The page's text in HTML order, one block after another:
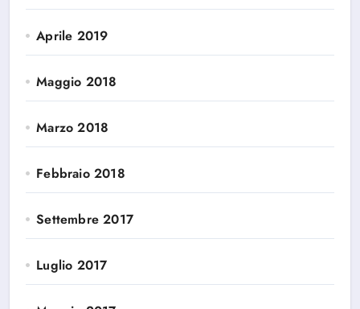
Aprile 2019
Maggio 2018
Marzo 2018
Febbraio 2018
Settembre 2017
Luglio 2017